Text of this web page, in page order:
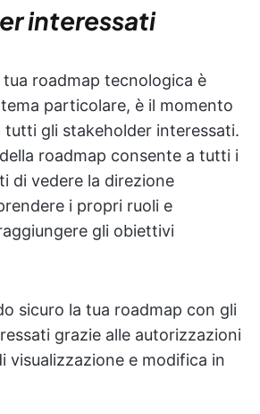
interessati
roadmap tecnologica è
particolare, è il momento
tutti gli stakeholder interessati.
roadmap consente a tutti i
di vedere la direzione
i propri ruoli e
gli obiettivi
sicuro la tua roadmap con gli
grazie alle autorizzazioni
visualizzazione e modifica in